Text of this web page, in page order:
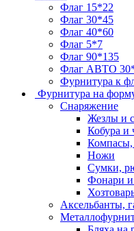
Флаг 15*22
Флаг 30*45
Флаг 40*60
Флаг 5*7
Флаг 90*135
Флаг АВТО
Фурнитура к
Фурнитура на
Снаряжение
Жезлы и
Кобура и
Компасы,
Ножи
Сумки,
Фонари и
Аксельбанты,